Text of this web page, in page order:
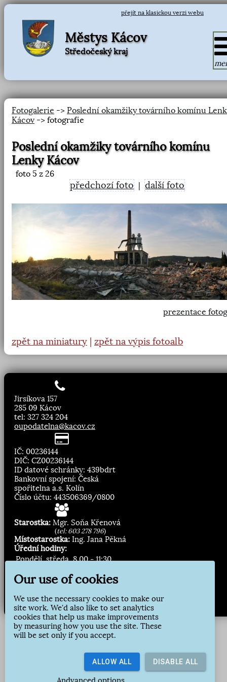
přejít na klasickou verzi webu
Městys Kácov
Středočeský kraj
Fotogalerie -> Poslední okamžiky továrního komínu
Kácov -> fotografie
Poslední okamžiky továrního komínu
Lenky Kácov
foto 5 z 26
předchozí foto |další foto
prezentace
zpět na miniatury zpět na výpis fotoalb
Jirsíkova 157
285 09 Kácov
tel: 327 324 204
oupodatelna@kacov.cz
IČ: 00236144
DIČ: CZ00236144
ID datové schránky: 439bdrt
Bankovní spojení: Česká
spořitelna a.s. Kolín
Číslo účtu: 443506369/0800
Starostka: Mgr. Soňa Křenová
(tel: 603 278 796)
Místostarostka: Ing. Jana Pěkná
Úřední hodiny:
Pondělí, středa 8.00 - 11:30
Zasílání novinek:
Přihlásit odběr
Our use of cookies
We use the necessary cookies to make our
site work. We'd also like to set analytics
cookies that help us make improvements
by measuring how you use the site. These
will be set only if you accept.
ALLOW ALL DISABLE ALL